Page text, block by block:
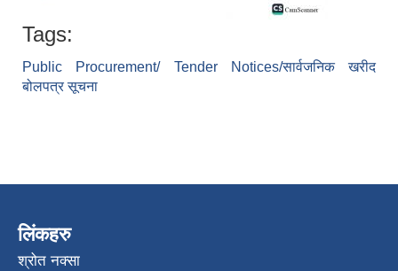
Tags:
Public Procurement/ Tender Notices/सार्वजनिक खरीद
बोलपत्र सूचना
लिंकहरु
श्रोत नक्सा